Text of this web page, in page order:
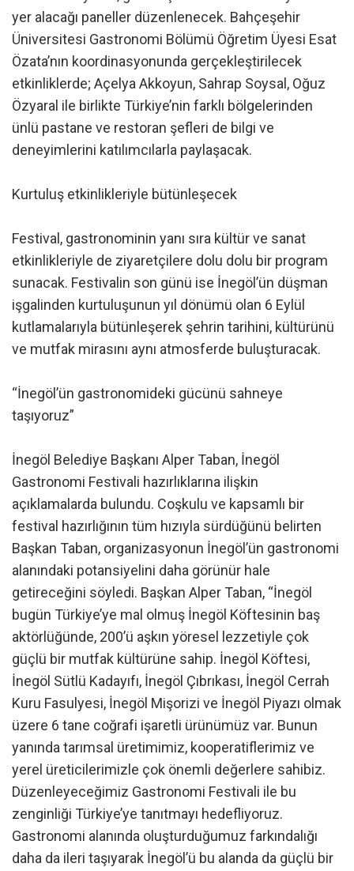
yer alacağı paneller düzenlenecek. Bahçeşehir
Üniversitesi Gastronomi Bölümü Öğretim Üyesi Esat
Özata’nın koordinasyonunda gerçekleştirilecek
etkinliklerde; Açelya Akkoyun, Sahrap Soysal, Oğuz
Özyaral ile birlikte Türkiye’nin farklı bölgelerinden
ünlü pastane ve restoran şefleri de bilgi ve
deneyimlerini katılımcılarla paylaşacak.
Kurtuluş etkinlikleriyle bütünleşecek
Festival, gastronominin yanı sıra kültür ve sanat
etkinlikleriyle de ziyaretçilere dolu dolu bir program
sunacak. Festivalin son günü ise İnegöl’ün düşman
işgalinden kurtuluşunun yıl dönümü olan 6 Eylül
kutlamalarıyla bütünleşerek şehrin tarihini, kültürünü
ve mutfak mirasını aynı atmosferde buluşturacak.
“İnegöl’ün gastronomideki gücünü sahneye
taşıyoruz”
İnegöl Belediye Başkanı Alper Taban, İnegöl
Gastronomi Festivali hazırlıklarına ilişkin
açıklamalarda bulundu. Coşkulu ve kapsamlı bir
festival hazırlığının tüm hızıyla sürdüğünü belirten
Başkan Taban, organizasyonun İnegöl’ün gastronomi
alanındaki potansiyelini daha görünür hale
getireceğini söyledi. Başkan Alper Taban, “İnegöl
bugün Türkiye’ye mal olmuş İnegöl Köftesinin baş
aktörlüğünde, 200’ü aşkın yöresel lezzetiyle çok
güçlü bir mutfak kültürüne sahip. İnegöl Köftesi,
İnegöl Sütlü Kadayıfı, İnegöl Çıbrıkası, İnegöl Cerrah
Kuru Fasulyesi, İnegöl Mişorizi ve İnegöl Piyazı olmak
üzere 6 tane coğrafi işaretli ürünümüz var. Bunun
yanında tarımsal üretimimiz, kooperatiflerimiz ve
yerel üreticilerimizle çok önemli değerlere sahibiz.
Düzenleyeceğimiz Gastronomi Festivali ile bu
zenginliği Türkiye’ye tanıtmayı hedefliyoruz.
Gastronomi alanında oluşturduğumuz farkındalığı
daha da ileri taşıyarak İnegöl’ü bu alanda da güçlü bir